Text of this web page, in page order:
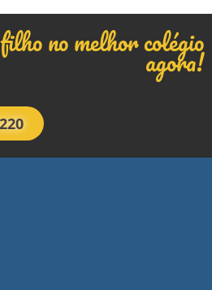
no melhor colégio
agora!